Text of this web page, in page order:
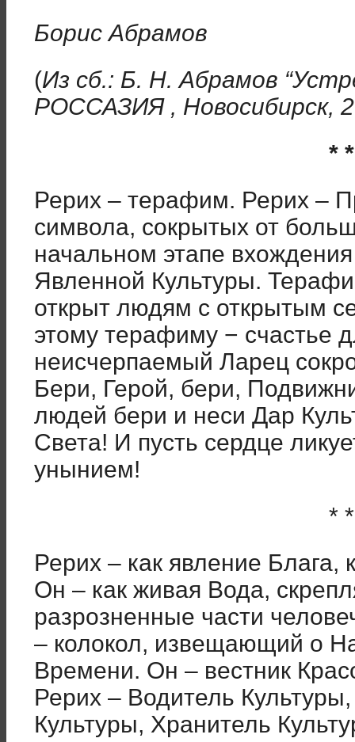
Борис Абрамов
(Из сб.: Б. Н. Абрамов
РОССАЗИЯ , Новосибирск,
*
Рерих – терафим. Рерих –
символа, сокрытых от
начальном этапе
Явленной Культуры.
открыт людям с открытым
этому терафиму − счастье
неисчерпаемый Ларец
Бери, Герой, бери,
людей бери и неси Дар
Света! И пусть сердце
унынием!
*
Рерих – как явление Блага,
Он – как живая Вода,
разрозненные части
– колокол, извещающий о
Времени. Он – вестник
Рерих – Водитель
Культуры, Хранитель